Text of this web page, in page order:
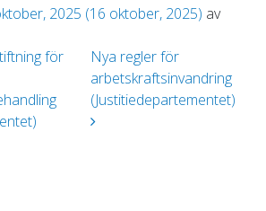
2025 (16 oktober, 2025) av
för
Nya regler för
arbetskraftsinvandring
(Justitiedepartementet)